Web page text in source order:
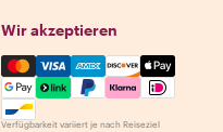
Wir akzeptieren
Mastercard, Visa, Amex,
Verfügbarkeit variiert je nach Reiseziel